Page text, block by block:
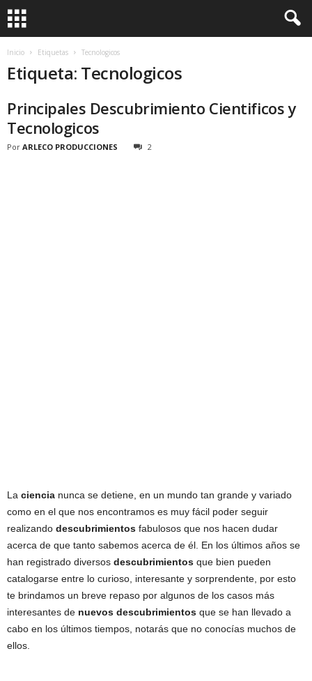
Inicio Etiquetas Tecnologicos
Etiqueta: Tecnologicos
Principales Descubrimiento Cientificos y
Tecnologicos
Por ARLECO PRODUCCIONES 2
La ciencia nunca se detiene, en un mundo tan grande y variado
como en el que nos encontramos es muy fácil poder seguir
realizando descubrimientos fabulosos que nos hacen dudar
acerca de que tanto sabemos acerca de él. En los últimos años se
han registrado diversos descubrimientos que bien pueden
catalogarse entre lo curioso, interesante y sorprendente, por esto
te brindamos un breve repaso por algunos de los casos más
interesantes de nuevos descubrimientos que se han llevado a
cabo en los últimos tiempos, notarás que no conocías muchos de
ellos.